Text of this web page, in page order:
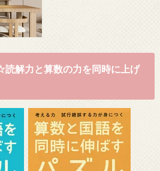
解力と算数の力を同時に上げ